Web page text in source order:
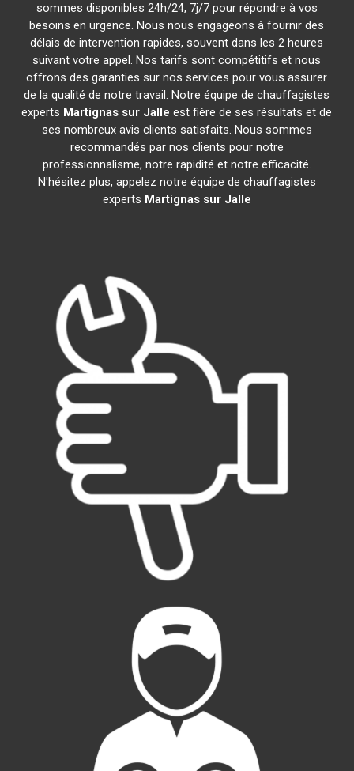
sommes disponibles 24h/24, 7j/7 pour répondre à vos
besoins en urgence. Nous nous engageons à fournir des
délais de intervention rapides, souvent dans les 2 heures
suivant votre appel. Nos tarifs sont compétitifs et nous
offrons des garanties sur nos services pour vous assurer
de la qualité de notre travail. Notre équipe de chauffagistes
experts Martignas sur Jalle est fière de ses résultats et de
ses nombreux avis clients satisfaits. Nous sommes
recommandés par nos clients pour notre
professionnalisme, notre rapidité et notre efficacité.
N'hésitez plus, appelez notre équipe de chauffagistes
experts Martignas sur Jalle